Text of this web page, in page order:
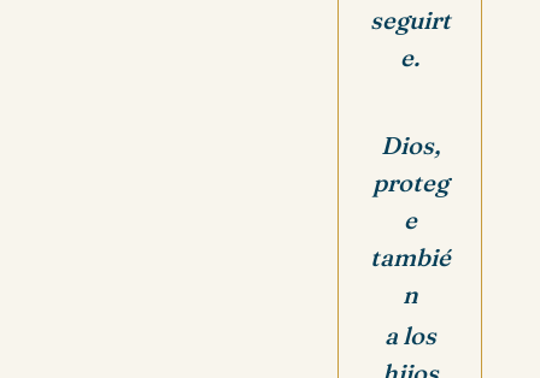
seguirt
e.
Dios,
proteg
e
tambié
n
a los